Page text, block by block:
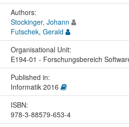
Authors:
Stockinger, Johann
Futschek, Gerald
Organisational Unit:
E194-01 - Forschungsbereich
Published in:
Informatik 2016
ISBN:
978-3-88579-653-4